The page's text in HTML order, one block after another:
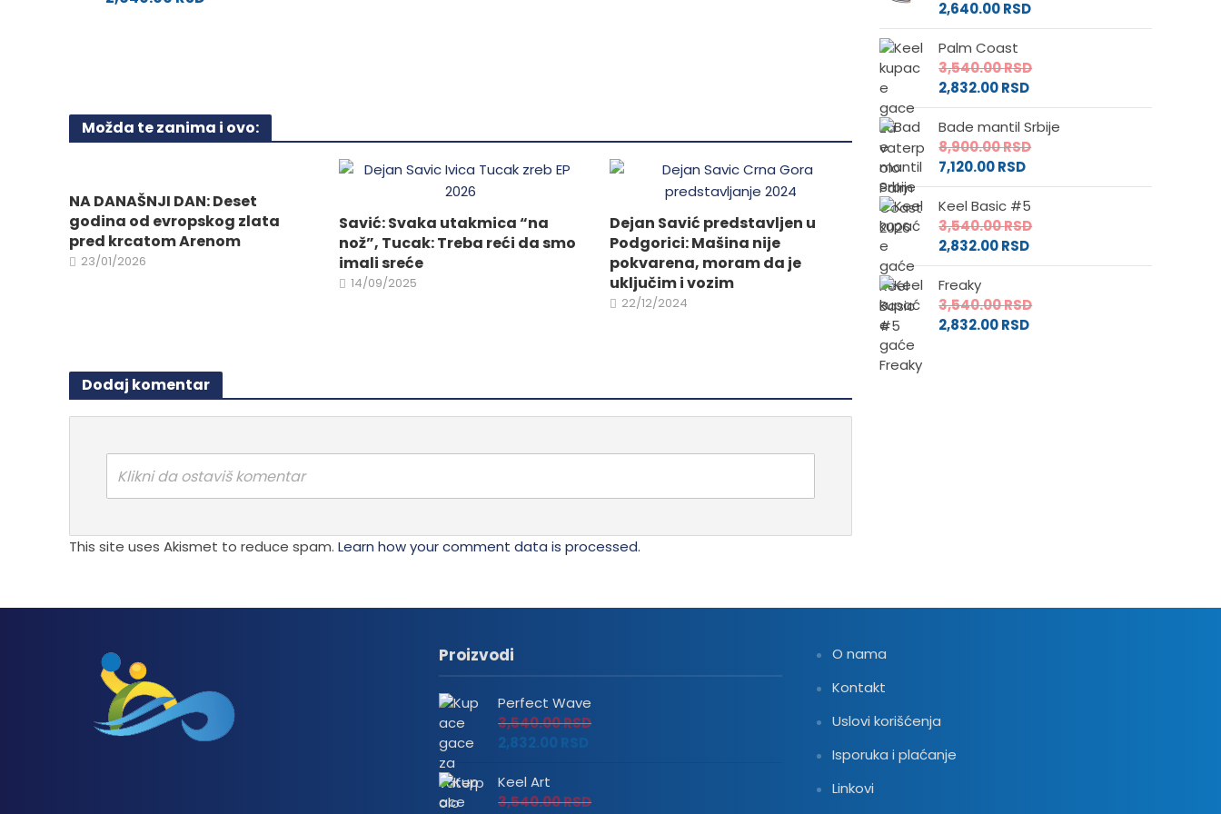
Opcije
izabrane
na
stranici
Možda te zanima i ovo:
NA DANAŠNJI DAN: Deset
godina od evropskog zlata
pred krcatom Arenom
23/01/2026
Savić: Svaka utakmica “na
nož”, Tucak: Treba reći da smo
imali sreće
14/09/2025
Dejan Savić predstavljen u
Podgorici: Mašina nije
pokvarena, moram da je
uključim i vozim
22/12/2024
Dodaj komentar
Klikni da ostaviš komentar
This site uses Akismet to reduce spam. Learn how your comment data is processed.
2,640.00RSD
Palm Coast
3,540.00RSD
2,832.00RSD
Bade mantil Srbije
8,900.00RSD
7,120.00RSD
Keel Basic #5
3,540.00RSD
2,832.00RSD
Freaky
3,540.00RSD
2,832.00RSD
Proizvodi
Perfect Wave
3,540.00RSD
2,832.00
Keel Art
3,540.00RSD
O nama
Kontakt
Uslovi korišćenja
Isporuka i plaćanje
Linkovi